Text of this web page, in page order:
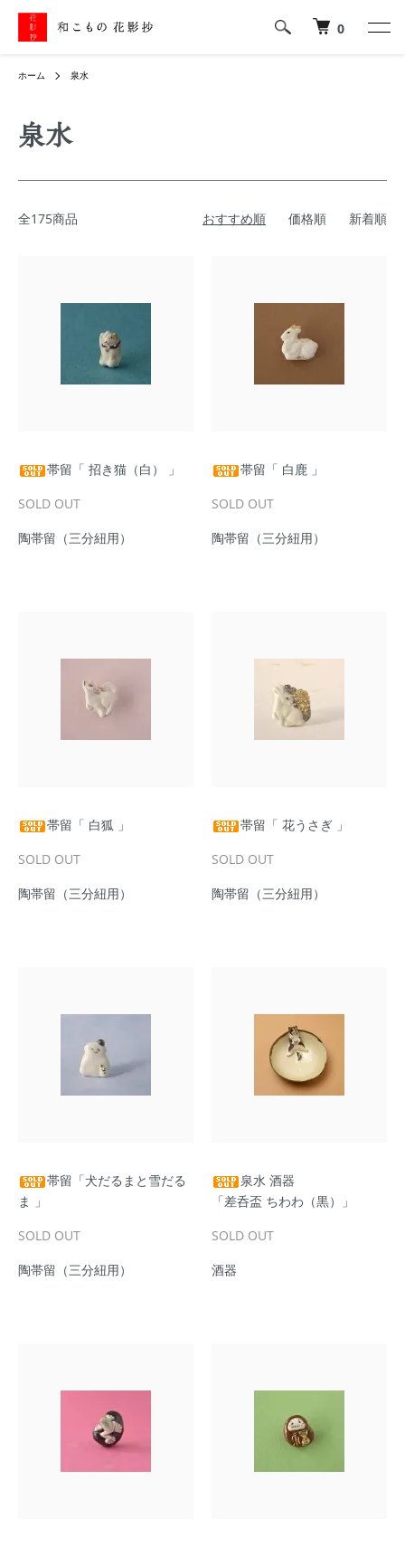
0
ホーム 泉水
泉水
全175商品 おすすめ順 価格順 新着順
帯留「 招き猫（白） 」
SOLD OUT
陶帯留（三分紐用）
帯留「 白鹿 」
SOLD OUT
陶帯留（三分紐用）
帯留「 白狐 」
SOLD OUT
陶帯留（三分紐用）
帯留「 花うさぎ 」
SOLD OUT
陶帯留（三分紐用）
帯留「犬だるまと雪だる
ま 」
SOLD OUT
陶帯留（三分紐用）
泉水 酒器
「差呑盃 ちわわ（黒）」
SOLD OUT
酒器